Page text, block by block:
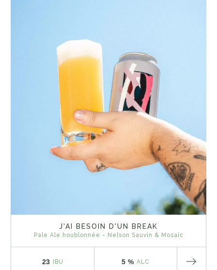
J'AI BESOIN D'UN BREAK
Pale Ale houblonnée - Nelson Sauvin & Mosaic
23 IBU 5 % ALC